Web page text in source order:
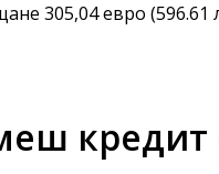
305,04 евро (596.61
кредит